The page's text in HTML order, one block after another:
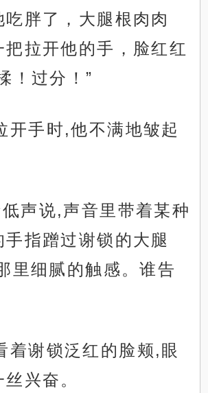
胖了，大腿根肉肉
把拉开他的手，脸红红
！过分！”
开手时,他不满地皱起
声说,声音里带着某种
指蹭过谢锁的大腿
里细腻的触感。谁告
着谢锁泛红的脸颊,眼
兴奋。